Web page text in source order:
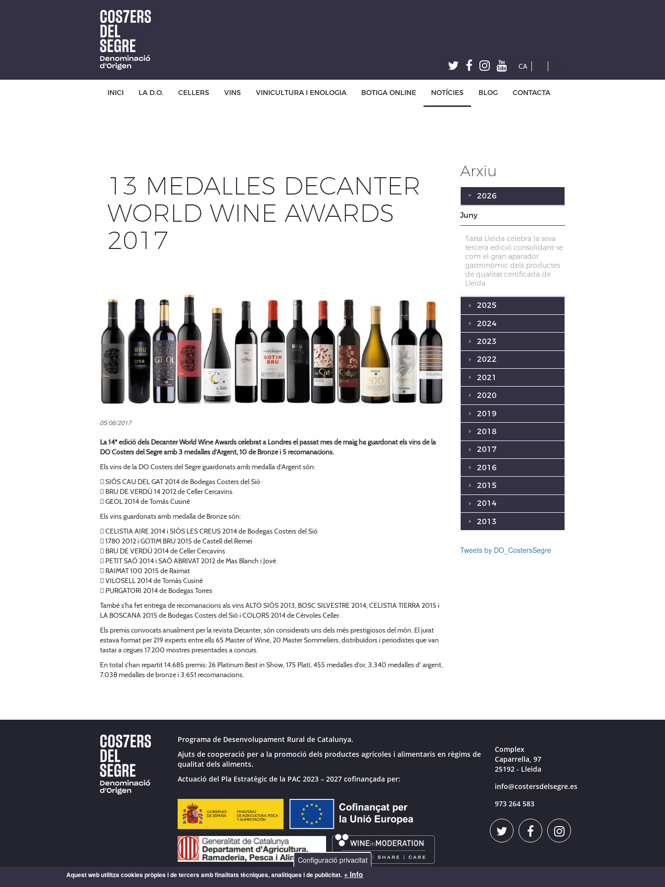
INICI LA D.O. CELLERS VINS VINICULTURA I ENOLOGIA BOTIGA ONLINE NOTÍCIES BLOG CONTACTA
CA
13 MEDALLES DECANTER
WORLD WINE AWARDS
2017
05/06/2017
La 14ª edició dels Decanter World Wine Awards celebrat a Londres el passat mes de maig ha guardonat els vins de la
DO Costers del Segre amb 3 medalles d’Argent, 10 de Bronze i 5 recomanacions.
Els vins de la DO Costers del Segre guardonats amb medalla d’Argent són:
 SIÓS CAU DEL GAT 2014 de Bodegas Costers del Sió
 BRU DE VERDÚ 14 2012 de Celler Cercavins
 GEOL 2014 de Tomàs Cusiné
Els vins guardonats amb medalla de Bronze són:
 CELISTIA AIRE 2014 i SIÓS LES CREUS 2014 de Bodegas Costers del Sió
 1780 2012 i GOTIM BRU 2015 de Castell del Remei
 BRU DE VERDÚ 2014 de Celler Cercavins
 PETIT SAÓ 2014 i SAÓ ABRIVAT 2012 de Mas Blanch i Jové
 RAIMAT 100 2015 de Raimat
 VILOSELL 2014 de Tomàs Cusiné
 PURGATORI 2014 de Bodegas Torres
També s'ha fet entrega de recomanacions als vins ALTO SIÓS 2013, BOSC SILVESTRE 2014, CELISTIA TIERRA 2015 i
LA BOSCANA 2015 de Bodegas Costers del Sió i COLORS 2014 de Cérvoles Celler.
Els premis convocats anualment per la revista Decanter, són considerats uns dels més prestigiosos del món. El jurat
estava format per 219 experts entre ells 65 Master of Wine, 20 Master Sommeliers, distribuïdors i periodistes que van
tastar a cegues 17.200 mostres presentades a concurs.
En total s’han repartit 14.685 premis: 26 Platinum Best in Show, 175 Platí, 455 medalles d’or, 3.340 medalles d’ argent,
7.038 medalles de bronze i 3.651 recomanacions.
Arxiu
2026
Juny
Tasta Lleida celebra la seva
tercera edició consolidant-se
com el gran aparador
gastronòmic dels productes
de qualitat certificada de
Lleida
2025
2024
2023
2022
2021
2020
2019
2018
2017
2016
2015
2014
2013
Tweets by DO_CostersSegre
Programa de Desenvolupament Rural de Catalunya.
Ajuts de cooperació per a la promoció dels productes agrícoles i alimentaris en règims de
qualitat dels aliments.
Actuació del Pla Estratègic de la PAC 2023 – 2027 cofinançada per:
Complex
Caparrella, 97
25192 - Lleida
info@costersdelsegre.es
973 264 583
Configuració privacitat
Aquest web utilitza cookies pròpies i de tercers amb finalitats tècniques, analítiques i de publicitat. + Info